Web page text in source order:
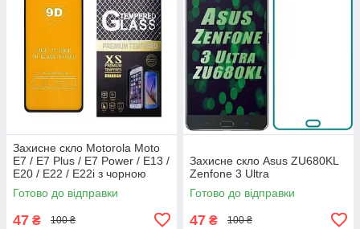
Захисне скло Motorola Moto
E7 / E7 Plus / E7 Power / E13 /
E20 / E22 / E22i з чорною
рамкою
Готово до відправки
47 ₴ 100 ₴
Захисне скло Asus ZU680KL
Zenfone 3 Ultra
Готово до відправки
47 ₴ 100 ₴